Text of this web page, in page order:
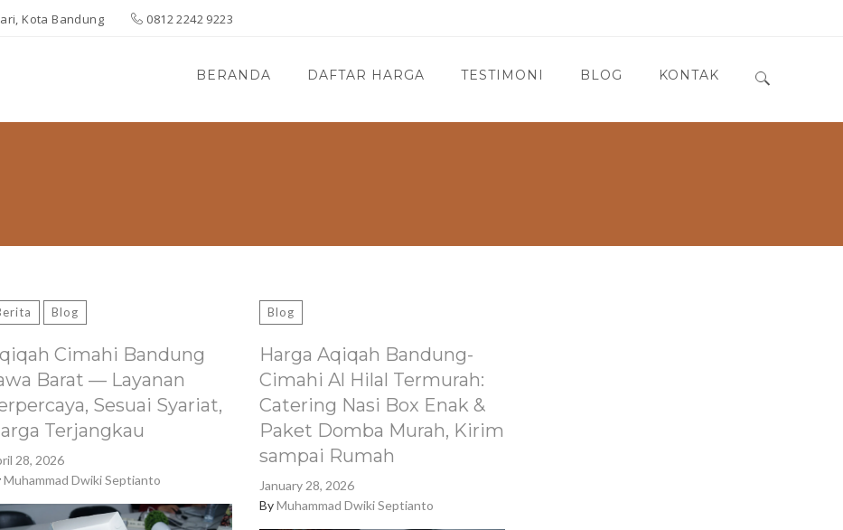
Kota Bandung 0812 2242 9223
BERANDA DAFTAR HARGA TESTIMONI BLOG KONTAK
Blog
Cimahi Bandung
Barat — Layanan
Sesuai Syariat,
Terjangkau
28, 2026
Muhammad Dwiki Septianto
Blog
Harga Aqiqah Bandung-
Cimahi Al Hilal Termurah:
Catering Nasi Box Enak &
Paket Domba Murah, Kirim
sampai Rumah
January 28, 2026
ByMuhammad Dwiki Septianto